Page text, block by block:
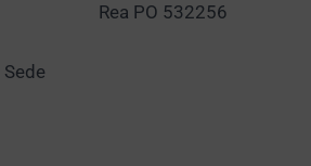
Sede
Rea PO 532256